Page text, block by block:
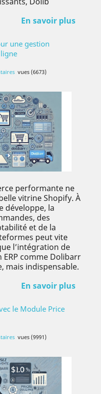
En savoir plus
une gestion
vues (6673)
performante ne
vitrine Shopify. À
développe, la
des
et de la
peut vite
l’intégration de
comme Dolibarr
mais indispensable.
En savoir plus
le Module Price
vues (9991)